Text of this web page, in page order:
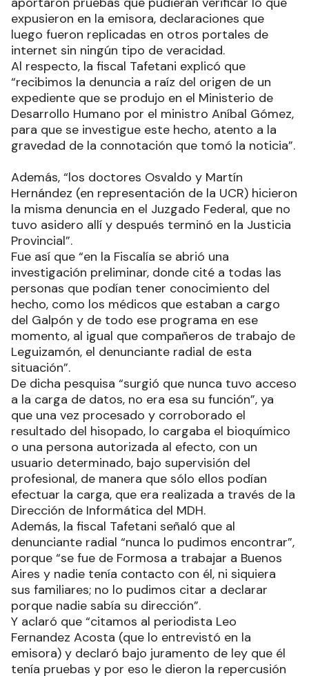
expusieron en la emisora, declaraciones que
luego fueron replicadas en otros portales de
internet sin ningún tipo de veracidad.
Al respecto, la fiscal Tafetani explicó que
“recibimos la denuncia a raíz del origen de un
expediente que se produjo en el Ministerio de
Desarrollo Humano por el ministro Aníbal Gómez,
para que se investigue este hecho, atento a la
gravedad de la connotación que tomó la noticia”.
Además, “los doctores Osvaldo y Martín
Hernández (en representación de la UCR) hicieron
la misma denuncia en el Juzgado Federal, que no
tuvo asidero allí y después terminó en la Justicia
Provincial”.
Fue así que “en la Fiscalía se abrió una
investigación preliminar, donde cité a todas las
personas que podían tener conocimiento del
hecho, como los médicos que estaban a cargo
del Galpón y de todo ese programa en ese
momento, al igual que compañeros de trabajo de
Leguizamón, el denunciante radial de esta
situación”.
De dicha pesquisa “surgió que nunca tuvo acceso
a la carga de datos, no era esa su función”, ya
que una vez procesado y corroborado el
resultado del hisopado, lo cargaba el bioquímico
o una persona autorizada al efecto, con un
usuario determinado, bajo supervisión del
profesional, de manera que sólo ellos podían
efectuar la carga, que era realizada a través de la
Dirección de Informática del MDH.
Además, la fiscal Tafetani señaló que al
denunciante radial “nunca lo pudimos encontrar”,
porque “se fue de Formosa a trabajar a Buenos
Aires y nadie tenía contacto con él, ni siquiera
sus familiares; no lo pudimos citar a declarar
porque nadie sabía su dirección”.
Y aclaró que “citamos al periodista Leo
Fernandez Acosta (que lo entrevistó en la
emisora) y declaró bajo juramento de ley que él
tenía pruebas y por eso le dieron la repercusión